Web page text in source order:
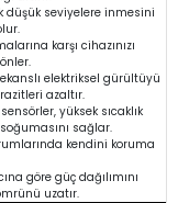
düşük seviyelere inmesini
karşı cihazınızı
elektriksel gürültüyü
azaltır.
yüksek sıcaklık
sağlar.
kendini koruma
göre güç dağılımını
uzatır.